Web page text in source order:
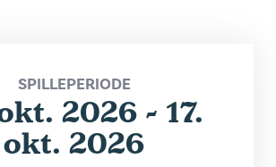
SPILLEPERIODE
2026 - 17.
okt. 2026